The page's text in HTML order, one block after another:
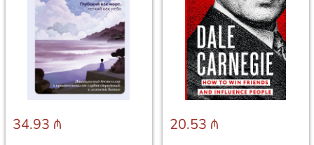
34.93 ₼ 20.53 ₼